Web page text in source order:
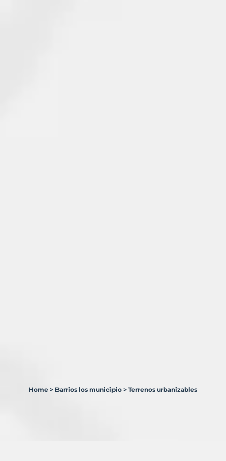
Home > Barrios los municipio > Terrenos urbanizables